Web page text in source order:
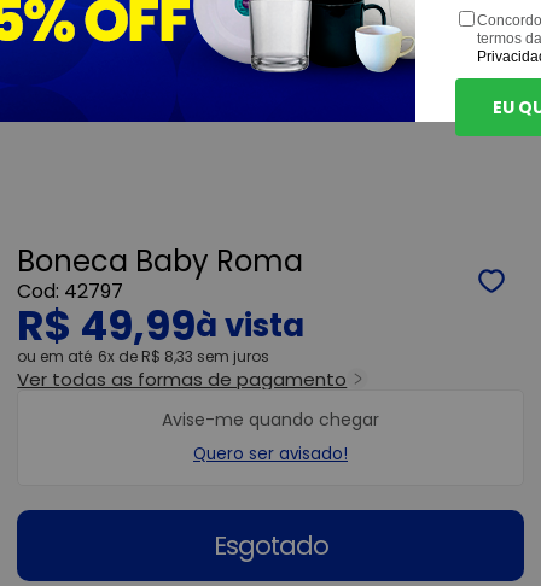
Boneca Baby Roma
42797
R$ 49,99
ou 6x de R$ 8,33 sem juros
Ver todas as formas de pagamento
Esgotado
Avise-me quando chegar
Quero ser avisado!
termos
EU